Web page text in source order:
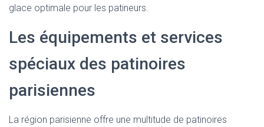
glace optimale pour les patineurs.
Les équipements et services
spéciaux des patinoires
parisiennes
La région parisienne offre une multitude de patinoires